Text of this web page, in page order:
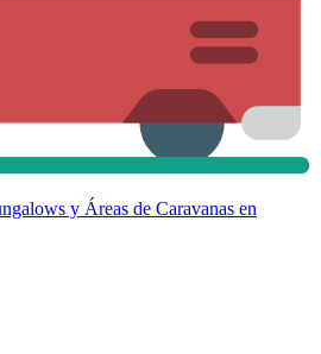
y Áreas de Caravanas en